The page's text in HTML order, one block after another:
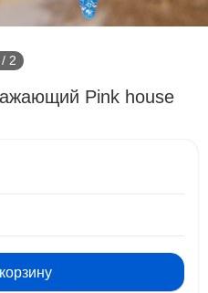
/ 2
Pink house